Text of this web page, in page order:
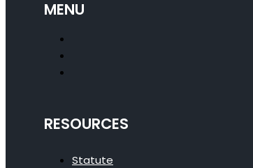
MENU
RESOURCES
Statute